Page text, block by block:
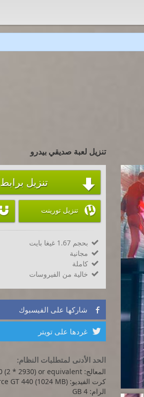
تنزيل لعبة صديقي بيدرو
 تنزيل
 تنزيل تورينت
 بحجم 1.67 غيغا بايت
 مجانية
 كاملة
 خالية من الفيروسات
 شاركها على الفيسبوك
 غردها على تويتر
الحد الأدنى لمتطلبات النظام:
المعالج: Intel Core i3-530 (2 * 2930) or equivalent
كرت الفيديو: GeForce GT 440 (1024 MB)
الرام: 4 GB